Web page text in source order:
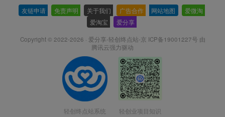
友链申请 免责声明 关于我们 广告合作 网站地图 爱微淘
爱淘宝
爱分享
Copyright © 2022-2026 · 爱分享-轻创终点站-京 ICP备19001227号 由
腾讯云强力驱动
轻创终点站系统
轻创业项目知识